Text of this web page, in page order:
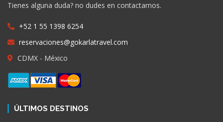
Tienes alguna duda? no dudes en contactarnos.
+52 1 55 1398 6254
reservaciones@gokarlatravel.com
CDMX - México
ÚLTIMOS DESTINOS